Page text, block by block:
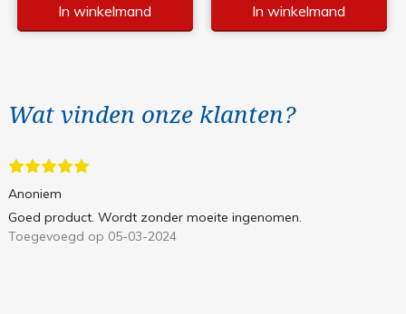
In winkelmand In winkelmand
Wat vinden onze klanten?
Anoniem
Goed product. Wordt zonder moeite ingenomen.
Toegevoegd op 05-03-2024